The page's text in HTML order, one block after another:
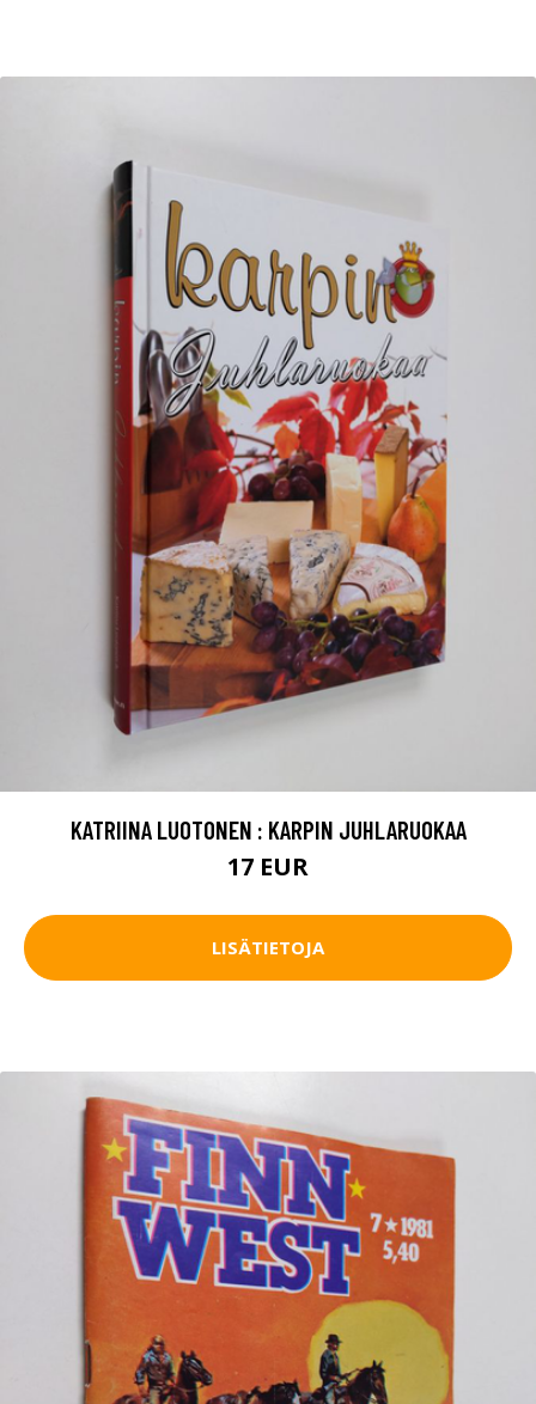
KATRIINA LUOTONEN : KARPIN JUHLARUOKAA
17 EUR
LISÄTIETOJA